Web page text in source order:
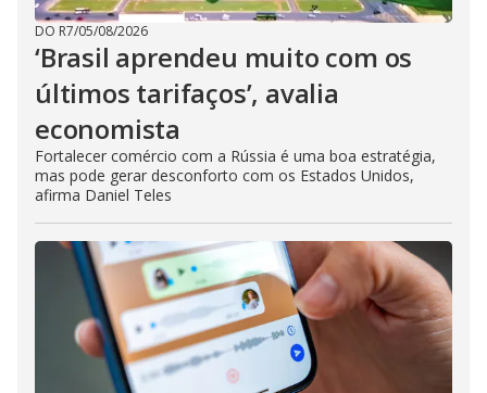
DO R7/05/08/2026
‘Brasil aprendeu muito com os
últimos tarifaços’, avalia
economista
Fortalecer comércio com a Rússia é uma boa estratégia,
mas pode gerar desconforto com os Estados Unidos,
afirma Daniel Teles